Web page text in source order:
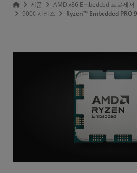
제품 AMD x86 Embedded 프로세서
9000 시리즈
Ryzen™ Embedded PRO